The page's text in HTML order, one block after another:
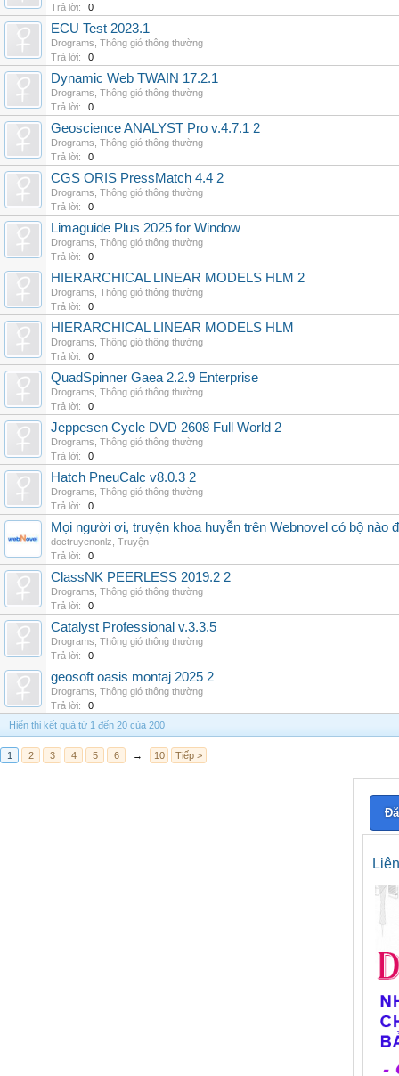
Trả lời:
0
ECU Test 2023.1
Drograms Thông gió thông thường
Trả lời:
0
Dynamic Web TWAIN 17.2.1
Drograms Thông gió thông thường
Trả lời:
0
Geoscience ANALYST Pro v.4.7.1 2
Drograms Thông gió thông thường
Trả lời:
0
CGS ORIS PressMatch 4.4 2
Drograms Thông gió thông thường
Trả lời:
0
Limaguide Plus 2025 for Window
Drograms Thông gió thông thường
Trả lời:
0
HIERARCHICAL LINEAR MODELS HLM 2
Drograms Thông gió thông thường
Trả lời:
0
HIERARCHICAL LINEAR MODELS HLM
Drograms Thông gió thông thường
Trả lời:
0
QuadSpinner Gaea 2.2.9 Enterprise
Drograms Thông gió thông thường
Trả lời:
0
Jeppesen Cycle DVD 2608 Full World 2
Drograms Thông gió thông thường
Trả lời:
0
Hatch PneuCalc v8.0.3 2
Drograms Thông gió thông thường
Trả lời:
0
Mọi người ơi, truyện khoa huyễn trên Webnovel có bộ nào
doctruyenonlz Truyện
Trả lời:
0
ClassNK PEERLESS 2019.2 2
Drograms Thông gió thông thường
Trả lời:
0
Catalyst Professional v.3.3.5
Drograms Thông gió thông thường
Trả lời:
0
geosoft oasis montaj 2025 2
Drograms Thông gió thông thường
Trả lời:
0
Hiển thị kết quả từ 1 đến 20 của 200
1 2 3 4 5 6 → 10 Tiếp >